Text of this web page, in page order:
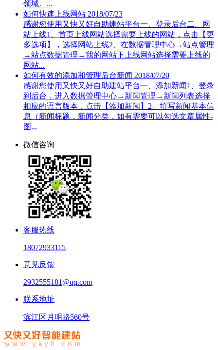
领域。...
如何快速上线网站 2018/07/23
感谢您使用又快又好自助建站平台一、登录后台二、网
站上线1、首页上线网站选择需要上线的网站，点击【更
多选项】，选择网站上线2、在数据管理中心→站点管理
→站点数据管理→我的网站下上线网站选择需要上线的
网站...
如何有效的添加和管理后台新闻 2018/07/20
感谢您使用又快又好自助建站平台一、添加新闻1、登录
到后台，进入数据管理中心→新闻管理→新闻列表选择
相应的语言版本，点击【添加新闻】2、填写新闻基本信
息（新闻标题，新闻分类，如有需要可以勾选文章属性-
图...
微信咨询
客服热线
18072933115
意见反馈
2932555181@qq.com
联系地址
滨江区月明路560号